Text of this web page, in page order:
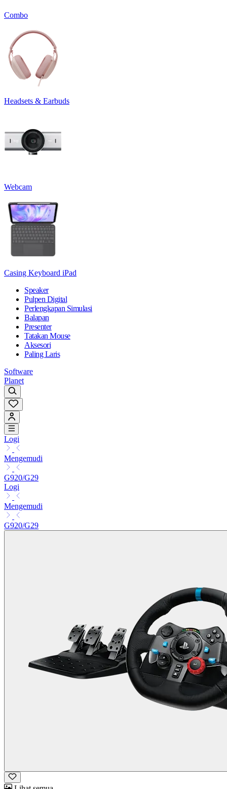
Combo
Headsets & Earbuds
Webcam
Casing Keyboard iPad
Speaker
Pulpen Digital
Perlengkapan Simulasi
Balapan
Presenter
Tatakan Mouse
Aksesori
Paling Laris
Software
Planet
Logi
Mengemudi
G920/G29
Logi
Mengemudi
G920/G29